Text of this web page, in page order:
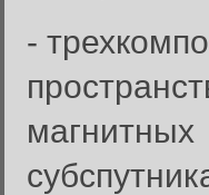
-
магнитных